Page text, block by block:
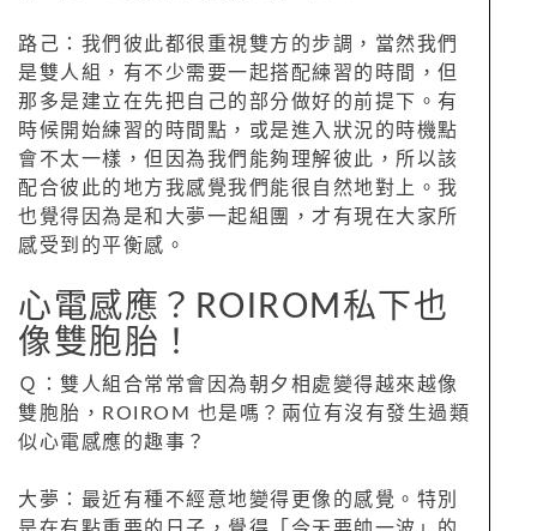
路己：我們彼此都很重視雙方的步調，當然我們
是雙人組，有不少需要一起搭配練習的時間，但
那多是建立在先把自己的部分做好的前提下。有
時候開始練習的時間點，或是進入狀況的時機點
會不太一樣，但因為我們能夠理解彼此，所以該
配合彼此的地方我感覺我們能很自然地對上。我
也覺得因為是和大夢一起組團，才有現在大家所
感受到的平衡感。
心電感應？ROIROM私下也
像雙胞胎！
Ｑ：雙人組合常常會因為朝夕相處變得越來越像
雙胞胎，ROIROM 也是嗎？兩位有沒有發生過類
似心電感應的趣事？
大夢：最近有種不經意地變得更像的感覺。特別